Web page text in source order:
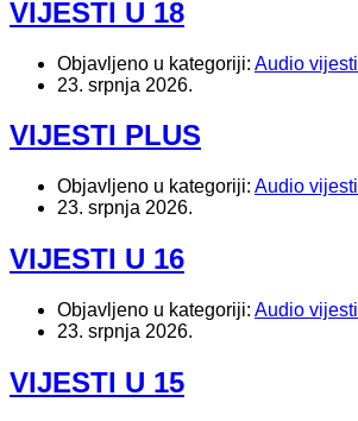
VIJESTI U 18
Objavljeno u kategoriji: Audio vijesti
23. srpnja 2026.
VIJESTI PLUS
Objavljeno u kategoriji: Audio vijesti
23. srpnja 2026.
VIJESTI U 16
Objavljeno u kategoriji: Audio vijesti
23. srpnja 2026.
VIJESTI U 15